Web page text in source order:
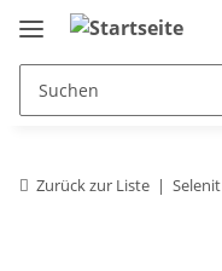
Zurück zur Liste Selenit